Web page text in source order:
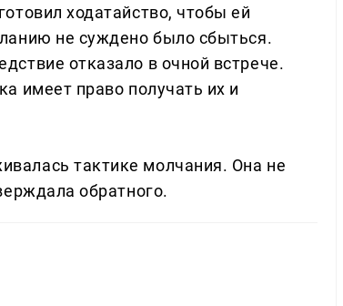
ходатайство, чтобы ей
не суждено было сбыться.
отказало в очной встрече.
имеет право получать их и
тактике молчания. Она не
обратного.